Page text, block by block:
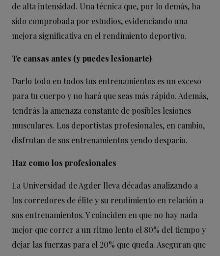
de alta intensidad. Una técnica que, por lo demás, ha
sido comprobada por estudios, evidenciando una
mejora significativa en el rendimiento deportivo.
Te cansas antes (y puedes lesionarte)
Darlo todo en todos tus entrenamientos es un exceso
para tu cuerpo y no hará que seas más rápido. Además,
tendrás la amenaza constante de posibles lesiones
musculares. Los deportistas profesionales, en cambio,
disfrutan de sus entrenamientos yendo despacio.
Haz como los profesionales
La Universidad de Agder lleva décadas analizando a
los corredores de élite y su rendimiento en relación a
sus entrenamientos. Y coinciden en que no hay nada
mejor que correr a un ritmo lento el 80% del tiempo y
dejar las fuerzas para el 20% que queda. Aseguran que